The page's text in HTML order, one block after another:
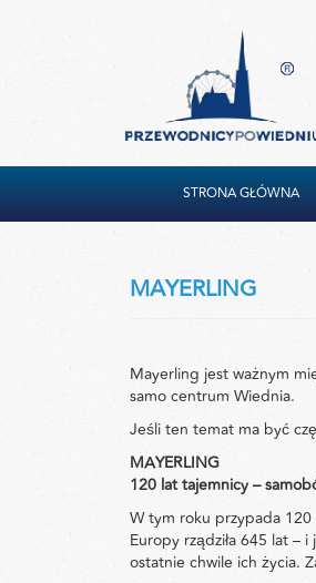
STRONA GŁÓWNA
MAYERLING
Mayerling jest ważnym
samo centrum Wiednia.
Jeśli ten temat ma być
MAYERLING
120 lat tajemnicy –
W tym roku przypada 120
Europy rządziła 645 lat –
ostatnie chwile ich życia.